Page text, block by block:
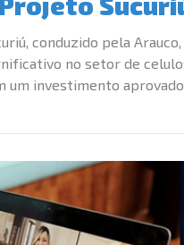
- BI
Fornece
de Dados
conduzido pela Arauco, é
no setor de
um investimento aprovado